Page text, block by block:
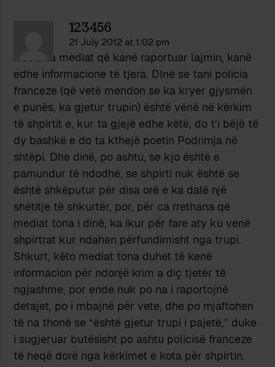
123456
21 July 2012 at 1:02 pm
Ndoshta mediat që kanë raportuar lajmin, kanë
edhe informacione të tjera. DInë se tani policia
franceze (që vetë mendon se ka kryer gjysmën
e punës, ka gjetur trupin) është vënë në kërkim
të shpirtit e, kur ta gjejë edhe këtë, do t’i bëjë të
dy bashkë e do ta kthejë poetin Podrimja në
shtëpi. Dhe dinë, po ashtu, se kjo është e
pamundur të ndodhë, se shpirti nuk është se
është shkëputur për disa orë e ka dalë një
shëtitje të shkurtër, por, për ca rrethana që
mediat tona i dinë, ka ikur për fare aty ku venë
shpirtrat kur ndahen përfundimisht nga trupi.
Shkurt, këto mediat tona duhet të kenë
informacion për ndonjë krim a diç tjetër të
ngjashme, por ende nuk po na i raportojnë
detajet, po i mbajnë për vete, dhe po mjaftohen
të na thonë se “është gjetur trupi i pajetë,” duke
i sugjeruar butësisht po ashtu policisë franceze
të heqë dorë nga kërkimet e kota për shpirtin.